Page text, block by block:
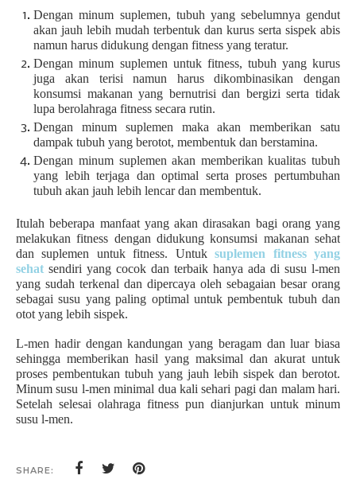
Dengan minum suplemen, tubuh yang sebelumnya gendut
akan jauh lebih mudah terbentuk dan kurus serta sispek abis
namun harus didukung dengan fitness yang teratur.
Dengan minum suplemen untuk fitness, tubuh yang kurus
juga akan terisi namun harus dikombinasikan dengan
konsumsi makanan yang bernutrisi dan bergizi serta tidak
lupa berolahraga fitness secara rutin.
Dengan minum suplemen maka akan memberikan satu
dampak tubuh yang berotot, membentuk dan berstamina.
Dengan minum suplemen akan memberikan kualitas tubuh
yang lebih terjaga dan optimal serta proses pertumbuhan
tubuh akan jauh lebih lencar dan membentuk.
Itulah beberapa manfaat yang akan dirasakan bagi orang yang
melakukan fitness dengan didukung konsumsi makanan sehat
dan suplemen untuk fitness. Untuksuplemen fitness yang
sehat sendiri yang cocok dan terbaik hanya ada di susu l-men
yang sudah terkenal dan dipercaya oleh sebagaian besar orang
sebagai susu yang paling optimal untuk pembentuk tubuh dan
otot yang lebih sispek.
L-men hadir dengan kandungan yang beragam dan luar biasa
sehingga memberikan hasil yang maksimal dan akurat untuk
proses pembentukan tubuh yang jauh lebih sispek dan berotot.
Minum susu l-men minimal dua kali sehari pagi dan malam hari.
Setelah selesai olahraga fitness pun dianjurkan untuk minum
susu l-men.
SHARE: